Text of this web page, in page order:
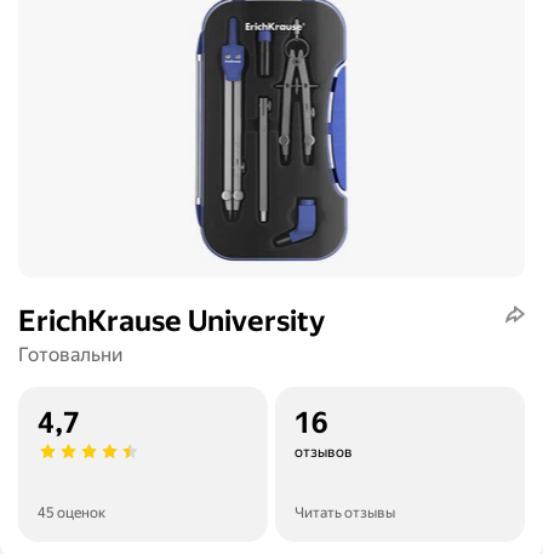
ErichKrause University
Готовальни
4,7
45 оценок
16
отзывов
Читать отзывы